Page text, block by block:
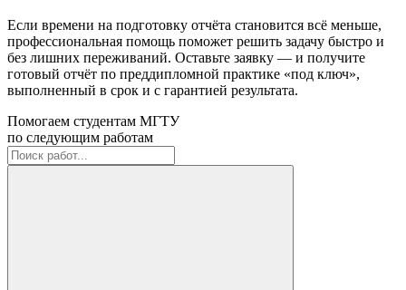
Если времени на подготовку отчёта становится всё меньше,
профессиональная помощь поможет решить задачу быстро и
без лишних переживаний. Оставьте заявку — и получите
готовый отчёт по преддипломной практике «под ключ»,
выполненный в срок и с гарантией результата.
Помогаем студентам МГТУ
по следующим работам